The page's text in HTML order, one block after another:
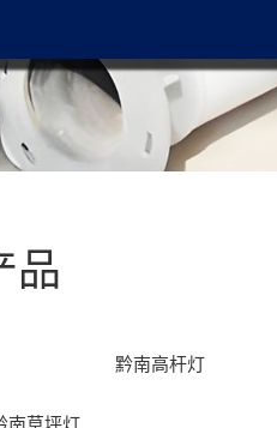
品
黔南高杆灯
南草坪灯